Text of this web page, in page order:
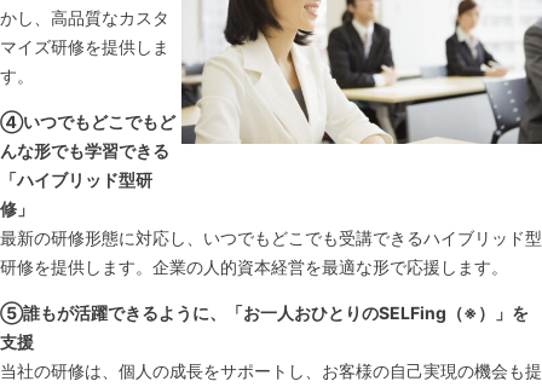
かし、高品質なカスタ
マイズ研修を提供しま
す。
④いつでもどこでもど
んな形でも学習できる
「ハイブリッド型研
修」
最新の研修形態に対応し、いつでもどこでも受講できるハイブリッド型
研修を提供します。企業の人的資本経営を最適な形で応援します。
⑤誰もが活躍できるように、「お一人おひとりのSELFing（※）」を
支援
当社の研修は、個人の成長をサポートし、お客様の自己実現の機会も提